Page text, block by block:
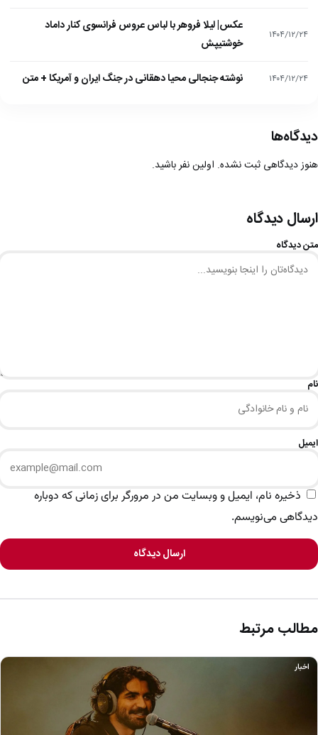
۱۴۰۴/۱۲/۲۴
عکس| لیلا فروهر با لباس عروس فرانسوی کنار داماد
خوشتیپش
۱۴۰۴/۱۲/۲۴ نوشته جنجالی محیا دهقانی در جنگ ایران و آمریکا + متن
دیدگاه‌ها
هنوز دیدگاهی ثبت نشده. اولین نفر باشید.
ارسال دیدگاه
متن دیدگاه
نام
ایمیل
ذخیره نام، ایمیل و وبسایت من در مرورگر برای زمانی که دوباره
دیدگاهی می‌نویسم.
ارسال دیدگاه
مطالب مرتبط
اخبار